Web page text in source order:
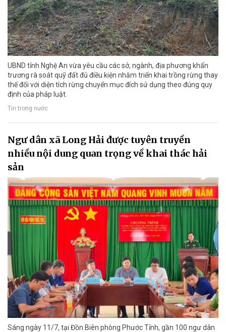
UBND tỉnh Nghệ An vừa yêu cầu các sở, ngành, địa phương khẩn
trương rà soát quỹ đất đủ điều kiện nhằm triển khai trồng rừng thay
thế đối với diện tích rừng chuyển mục đích sử dụng theo đúng quy
định của pháp luật.
Tin trong nước
Ngư dân xã Long Hải được tuyên truyền
nhiều nội dung quan trọng về khai thác hải
sản
Sáng ngày 11/7, tại Đồn Biên phòng Phước Tỉnh, gần 100 ngư dân